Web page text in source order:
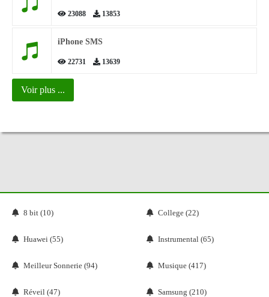
23088 13853
iPhone SMS
22731 13639
Voir plus ...
8 bit (10) College (22)
Huawei (55) Instrumental (65)
Meilleur Sonnerie (94) Musique (417)
Réveil (47) Samsung (210)